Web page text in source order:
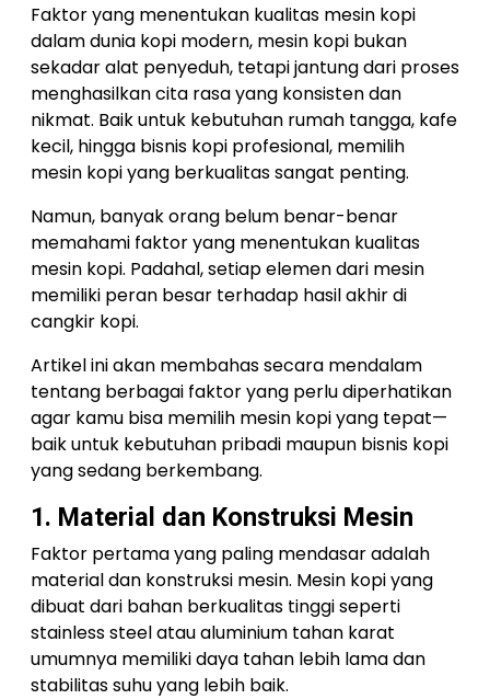
Faktor yang menentukan kualitas mesin kopi
dalam dunia kopi modern, mesin kopi bukan
sekadar alat penyeduh, tetapi jantung dari proses
menghasilkan cita rasa yang konsisten dan
nikmat. Baik untuk kebutuhan rumah tangga, kafe
kecil, hingga bisnis kopi profesional, memilih
mesin kopi yang berkualitas sangat penting.
Namun, banyak orang belum benar-benar
memahami faktor yang menentukan kualitas
mesin kopi. Padahal, setiap elemen dari mesin
memiliki peran besar terhadap hasil akhir di
cangkir kopi.
Artikel ini akan membahas secara mendalam
tentang berbagai faktor yang perlu diperhatikan
agar kamu bisa memilih mesin kopi yang tepat—
baik untuk kebutuhan pribadi maupun bisnis kopi
yang sedang berkembang.
1. Material dan Konstruksi Mesin
Faktor pertama yang paling mendasar adalah
material dan konstruksi mesin. Mesin kopi yang
dibuat dari bahan berkualitas tinggi seperti
stainless steel atau aluminium tahan karat
umumnya memiliki daya tahan lebih lama dan
stabilitas suhu yang lebih baik.